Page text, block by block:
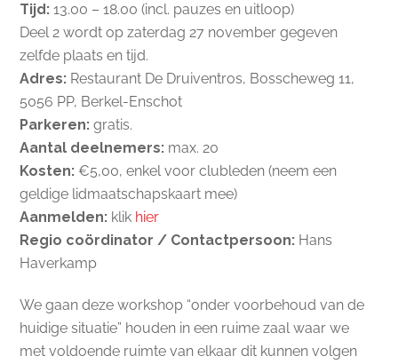
Tijd: 13.00 – 18.00 (incl. pauzes en uitloop)
Deel 2 wordt op zaterdag 27 november gegeven
zelfde plaats en tijd.
Adres: Restaurant De Druiventros, Bosscheweg 11,
5056 PP, Berkel-Enschot
Parkeren: gratis.
Aantal deelnemers: max. 20
Kosten: €5,00, enkel voor clubleden (neem een
geldige lidmaatschapskaart mee)
Aanmelden: klik hier
Regio coördinator / Contactpersoon: Hans
Haverkamp
We gaan deze workshop “onder voorbehoud van de
huidige situatie” houden in een ruime zaal waar we
met voldoende ruimte van elkaar dit kunnen volgen